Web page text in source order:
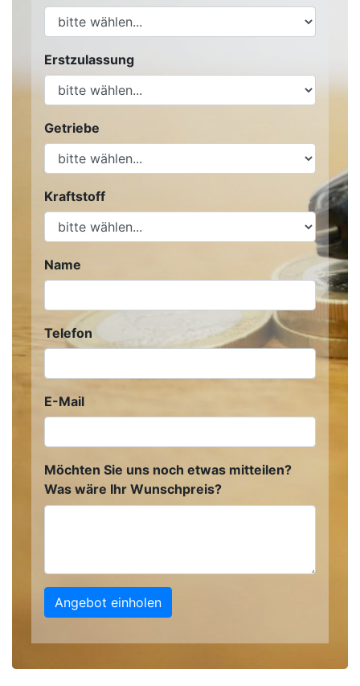
Erstzulassung
Getriebe
Kraftstoff
Name
Telefon
E-Mail
Möchten Sie uns noch etwas mitteilen?
Was wäre Ihr Wunschpreis?
Angebot einholen